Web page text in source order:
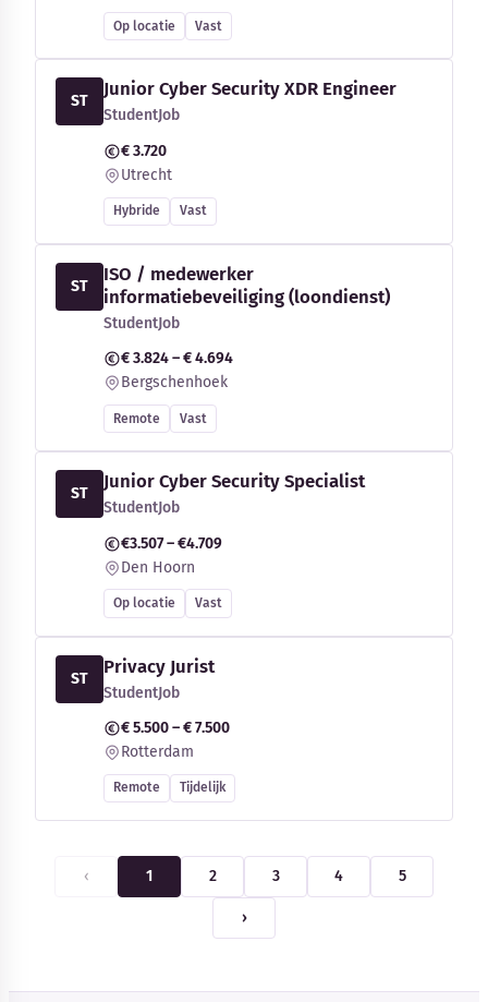
Op locatie Vast
ST
Junior Cyber Security XDR Engineer
StudentJob
€ 3.720
Utrecht
Hybride Vast
ST
ISO / medewerker
informatiebeveiliging (loondienst)
StudentJob
€ 3.824 – € 4.694
Bergschenhoek
Remote Vast
ST
Junior Cyber Security Specialist
StudentJob
€3.507 – €4.709
Den Hoorn
Op locatie Vast
ST
Privacy Jurist
StudentJob
€ 5.500 – € 7.500
Rotterdam
Remote Tijdelijk
‹ 1 2 3 4 5
›